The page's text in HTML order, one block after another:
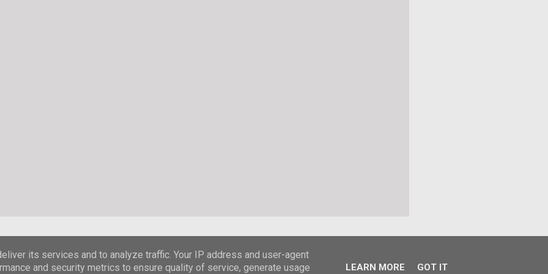
© Stefanie Hombach
its services and to analyze traffic. Your IP address and user-agent
and security metrics to ensure quality of service, generate usage
LEARN MORE GOT IT